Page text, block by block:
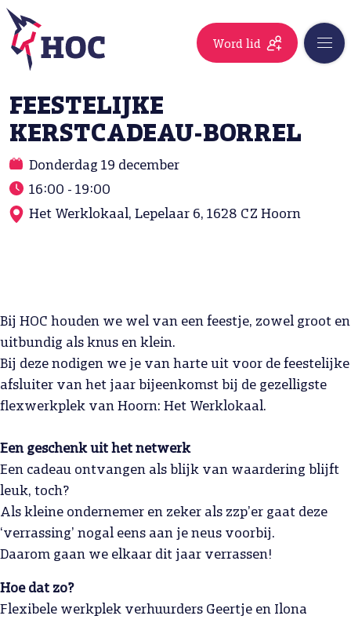
Word lid
FEESTELIJKE
KERSTCADEAU-BORREL
Donderdag 19 december
16:00 - 19:00
Het Werklokaal, Lepelaar 6, 1628 CZ Hoorn
Bij HOC houden we wel van een feestje, zowel groot en
uitbundig als knus en klein.
Bij deze nodigen we je van harte uit voor de feestelijke
afsluiter van het jaar bijeenkomst bij de gezelligste
flexwerkplek van Hoorn: Het Werklokaal.
Een geschenk uit het netwerk
Een cadeau ontvangen als blijk van waardering blijft
leuk, toch?
Als kleine ondernemer en zeker als zzp’er gaat deze
‘verrassing’ nogal eens aan je neus voorbij.
Daarom gaan we elkaar dit jaar verrassen!
Hoe dat zo?
Flexibele werkplek verhuurders Geertje en Ilona